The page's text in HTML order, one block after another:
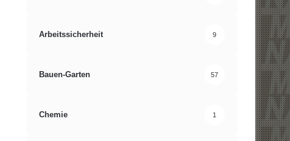
Arbeitssicherheit 9
Bauen-Garten 57
Chemie 1